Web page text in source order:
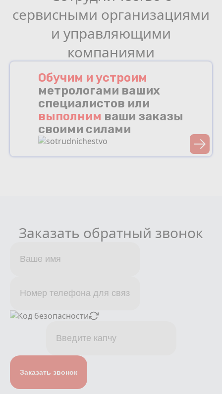
сервисными организациями
и управляющими
компаниями
Обучим и устроим
метрологами ваших
специалистов или
выполним ваши заказы
своими силами
Заказать обратный звонок